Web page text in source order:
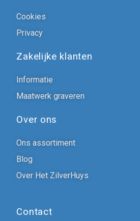
Cookies
Privacy
Zakelijke klanten
Informatie
Maatwerk graveren
Over ons
Ons assortiment
Blog
Over Het ZilverHuys
Contact